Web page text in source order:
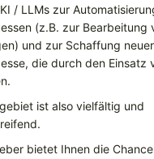
/ LLMs zur
(z.B. zur Bearbeitung
und zur Schaffung neuer
die durch den Einsatz
ist also vielfältig und
bietet Ihnen die